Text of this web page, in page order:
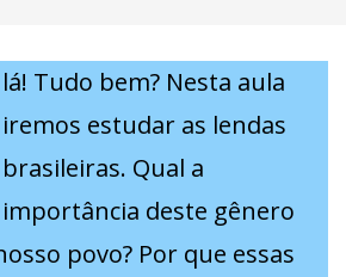
lá! Tudo bem? Nesta aula
iremos estudar as lendas
brasileiras. Qual a
importância deste gênero
povo? Por que essas